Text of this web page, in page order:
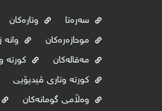
سەرەتا وتارەکان
موحازەرەکان
وانە
مەقالەکان
کورتە
کورتە وتاری ڤیدیۆیی
وه‌ڵامی گومانه‌كان